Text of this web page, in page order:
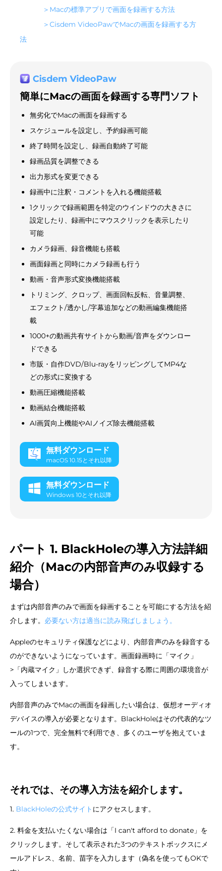
＞Macの標準アプリで画面を録画する方法
＞Cisdem VideoPawでMacの画面を録画する方
法
Cisdem VideoPaw
簡単にMacの画面を録画する専門ソフト
無劣化でMacの画面を録画する
スケジュールを設定し、予約録画可能
終了時間を設定し、録画自動終了可能
録画品質を調整できる
出力形式を変更できる
録画中に注釈・コメントを入れる機能搭載
1クリックで録画範囲を特定のウインドウの大きさに
設定したり、録画中にマウスクリックを表示したり
可能
カメラ録画、録音機能も搭載
画面録画と同時にカメラ録画も行う
動画・音声形式変換機能搭載
トリミング、クロップ、画面回転反転、音量調整、
エフェクト/透かし/字幕追加などの動画編集機能搭
載
1000+の動画共有サイトから動画/音声をダウンロー
ドできる
市販・自作DVD/Blu-rayをリッピングしてMP4な
どの形式に変換する
動画圧縮機能搭載
動画結合機能搭載
AI画質向上機能やAIノイズ除去機能搭載
無料ダウンロード
macOS 10.15とそれ以降
無料ダウンロード
Windows 10とそれ以降
パート 1. BlackHoleの導入方法詳細
紹介（Macの内部音声のみ収録する
場合）
まずは内部音声のみで画面を録画することを可能にする方法を紹
介します。 必要ない方は適当に読み飛ばしましょう。
Appleのセキュリティ保護などにより、内部音声のみを録音する
のができないようになっています。画面録画時に「マイク」
>「内蔵マイク」しか選択できず、録音する際に周囲の環境音が
入ってしまいます。
内部音声のみでMacの画面を録画したい場合は、仮想オーディオ
デバイスの導入が必要となります。BlackHoleはその代表的なツ
ールの1つで、完全無料で利用でき、多くのユーザを抱えていま
す。
それでは、その導入方法を紹介します。
1. BlackHoleの公式サイト にアクセスします。
2. 料金を支払いたくない場合は「I can't afford to donate」を
クリックします。そして表示された3つのテキストボックスにメ
ールアドレス、名前、苗字を入力します（偽名を使ってもOKで